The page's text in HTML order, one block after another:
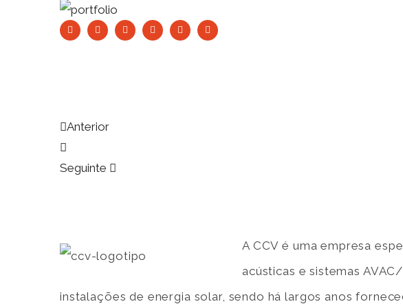
Anterior
Seguinte
A CCV é uma empresa
acústicas e sistemas
instalações de energia solar, sendo há largos anos